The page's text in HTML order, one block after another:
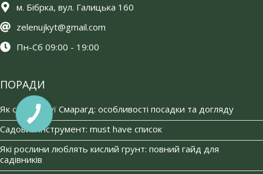
м. Бібрка, вул. Галицька 160
zelenujkyt@gmail.com
Пн-Сб 09:00 - 19:00
ПОРАДИ
Як садити туї Смарагд: особливості посадки та догляду
Садовий інструмент: must have список
Які рослини люблять кислий грунт: повний гайд для
садівників